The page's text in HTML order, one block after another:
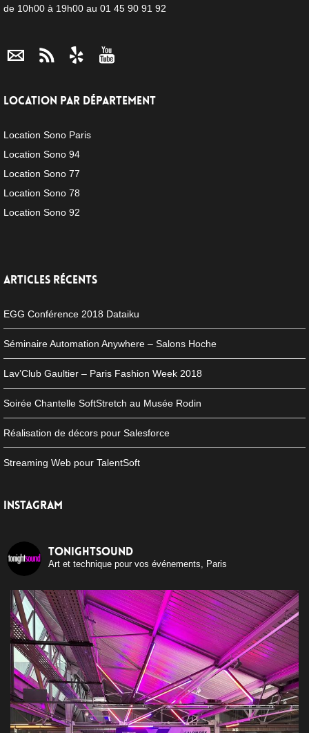
de 10h00 à 19h00 au 01 45 90 91 92
LOCATION PAR DÉPARTEMENT
Location Sono Paris
Location Sono 94
Location Sono 77
Location Sono 78
Location Sono 92
ARTICLES RÉCENTS
EGG Conférence 2018 Dataiku
Séminaire Automation Anywhere – Salons Hoche
Lav’Club Gaultier – Paris Fashion Week 2018
Soirée Chantelle SoftStretch au Musée Rodin
Réalisation de décors pour Salesforce
Streaming Web pour TalentSoft
INSTAGRAM
tonightsound
Art et technique pour vos événements, Paris